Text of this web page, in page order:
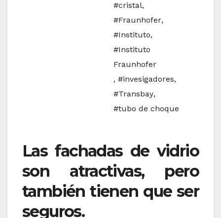
#cristal,
#Fraunhofer,
#Instituto,
#Instituto
Fraunhofer
, #invesigadores,
#Transbay,
#tubo de choque
Las fachadas de vidrio
son atractivas, pero
también tienen que ser
seguros.